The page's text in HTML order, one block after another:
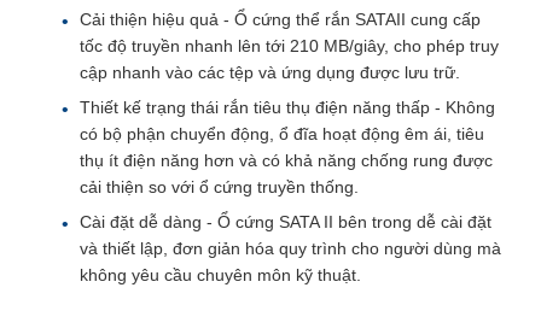
Cải thiện hiệu quả - Ổ cứng thể rắn SATAII cung cấp
tốc độ truyền nhanh lên tới 210 MB/giây, cho phép truy
cập nhanh vào các tệp và ứng dụng được lưu trữ.
Thiết kế trạng thái rắn tiêu thụ điện năng thấp - Không
có bộ phận chuyển động, ổ đĩa hoạt động êm ái, tiêu
thụ ít điện năng hơn và có khả năng chống rung được
cải thiện so với ổ cứng truyền thống.
Cài đặt dễ dàng - Ổ cứng SATA II bên trong dễ cài đặt
và thiết lập, đơn giản hóa quy trình cho người dùng mà
không yêu cầu chuyên môn kỹ thuật.